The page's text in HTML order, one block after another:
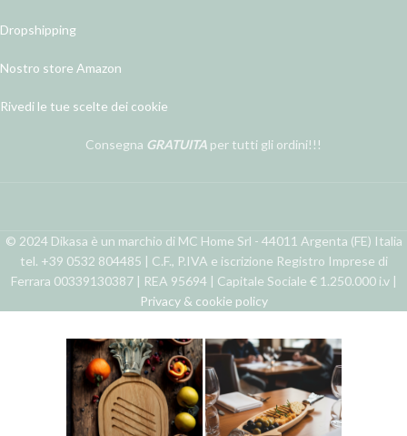
Dropshipping
Nostro store Amazon
Rivedi le tue scelte dei cookie
Consegna GRATUITA per tutti gli ordini!!!
© 2024 Dikasa è un marchio di MC Home Srl - 44011 Argenta (FE) Italia
tel. +39 0532 804485 | C.F., P.IVA e iscrizione Registro Imprese di
Ferrara 00339130387 | REA 95694 | Capitale Sociale € 1.250.000 i.v |
Privacy & cookie policy